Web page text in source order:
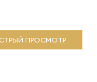
ПРОСМОТР